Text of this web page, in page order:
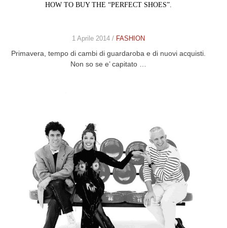
HOW TO BUY THE “PERFECT SHOES”.
1 Aprile 2014 / FASHION
Primavera, tempo di cambi di guardaroba e di nuovi acquisti.
Non so se e’ capitato …